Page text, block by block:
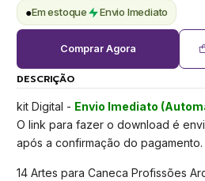
●Em estoque Envio Imediato
Comprar Agora
DESCRIÇÃO
kit Digital - Envio Imediato
O link para fazer o download é
após a confirmação do pagamento.
14 Artes para Caneca Profissões